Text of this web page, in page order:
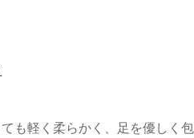
も軽く柔らかく、足を優しく